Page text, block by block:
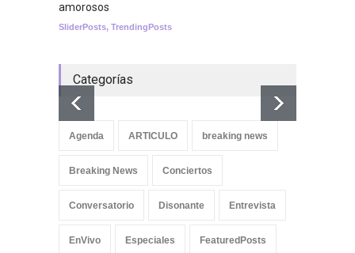
amorosos
SliderPosts, TrendingPosts
Categorías
Agenda ARTICULO breaking news
Breaking News Conciertos
Conversatorio Disonante Entrevista
EnVivo Especiales FeaturedPosts